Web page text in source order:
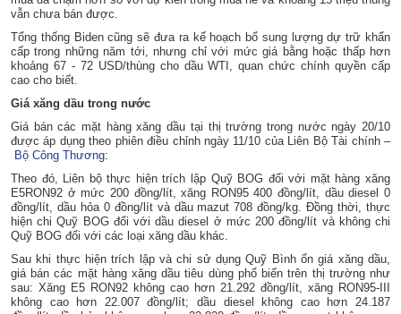
vẫn chưa bán được.
Tổng thống Biden cũng sẽ đưa ra kế hoạch bổ sung lượng dự trữ khẩn
cấp trong những năm tới, nhưng chỉ với mức giá bằng hoặc thấp hơn
khoảng 67 - 72 USD/thùng cho dầu WTI, quan chức chính quyền cấp
cao cho biết.
Giá xăng dầu trong nước
Giá bán các mặt hàng xăng dầu tại thị trường trong nước ngày 20/10
được áp dụng theo phiên điều chỉnh ngày 11/10 của Liên Bộ Tài chính –
Bộ Công Thương:
Theo đó, Liên bộ thực hiện trích lập Quỹ BOG đối với mặt hàng xăng
E5RON92 ở mức 200 đồng/lít, xăng RON95 400 đồng/lít, dầu diesel 0
đồng/lít, dầu hỏa 0 đồng/lít và dầu mazut 708 đồng/kg. Đồng thời, thực
hiện chi Quỹ BOG đối với dầu diesel ở mức 200 đồng/lít và không chi
Quỹ BOG đối với các loại xăng dầu khác.
Sau khi thực hiện trích lập và chi sử dụng Quỹ Bình ổn giá xăng dầu,
giá bán các mặt hàng xăng dầu tiêu dùng phổ biến trên thị trường như
sau: Xăng E5 RON92 không cao hơn 21.292 đồng/lít, xăng RON95-III
không cao hơn 22.007 đồng/lít; dầu diesel không cao hơn 24.187